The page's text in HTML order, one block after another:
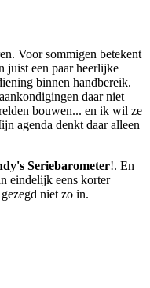
Voor sommigen betekent
juist een paar heerlijke
binnen handbereik.
daar niet
bouwen... en ik wil ze
agenda denkt daar alleen
Seriebarometer!. En
eindelijk eens korter
niet zo in.